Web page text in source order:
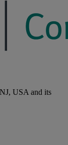
USA and its